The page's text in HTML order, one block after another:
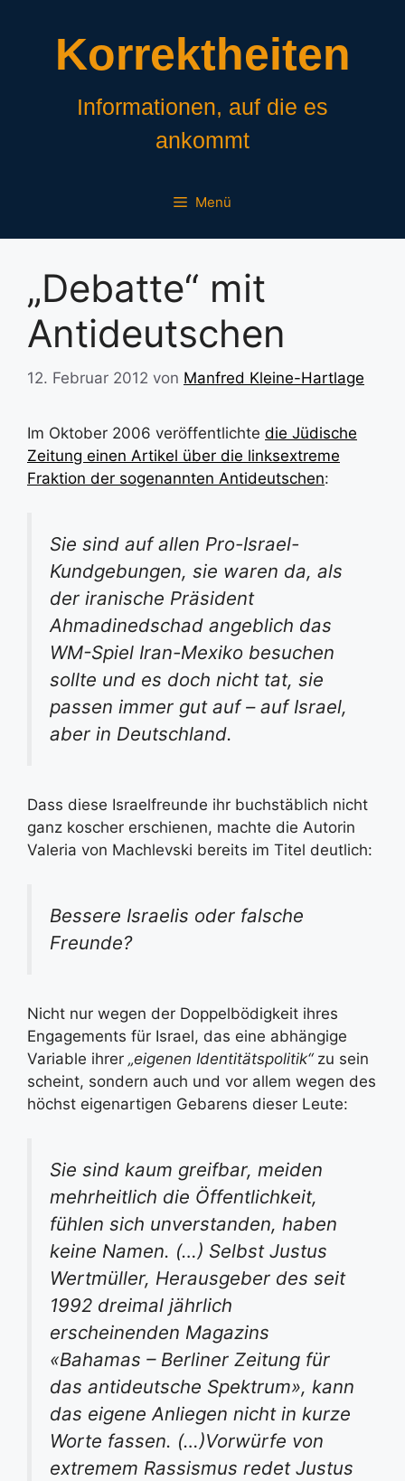
Korrektheiten
Informationen, auf die es
ankommt
Menü
„Debatte“ mit
Antideutschen
12. Februar 2012 von Manfred Kleine-Hartlage
Im Oktober 2006 veröffentlichte die Jüdische
Zeitung einen Artikel über die linksextreme
Fraktion der sogenannten Antideutschen:
Sie sind auf allen Pro-Israel-
Kundgebungen, sie waren da, als
der iranische Präsident
Ahmadinedschad angeblich das
WM-Spiel Iran-Mexiko besuchen
sollte und es doch nicht tat, sie
passen immer gut auf – auf Israel,
aber in Deutschland.
Dass diese Israelfreunde ihr buchstäblich nicht
ganz koscher erschienen, machte die Autorin
Valeria von Machlevski bereits im Titel deutlich:
Bessere Israelis oder falsche
Freunde?
Nicht nur wegen der Doppelbödigkeit ihres
Engagements für Israel, das eine abhängige
Variable ihrer „eigenen Identitätspolitik“zu sein
scheint, sondern auch und vor allem wegen des
höchst eigenartigen Gebarens dieser Leute:
Sie sind kaum greifbar, meiden
mehrheitlich die Öffentlichkeit,
fühlen sich unverstanden, haben
keine Namen. (…) Selbst Justus
Wertmüller, Herausgeber des seit
1992 dreimal jährlich
erscheinenden Magazins
«Bahamas – Berliner Zeitung für
das antideutsche Spektrum», kann
das eigene Anliegen nicht in kurze
Worte fassen. (…)Vorwürfe von
extremem Rassismus redet Justus